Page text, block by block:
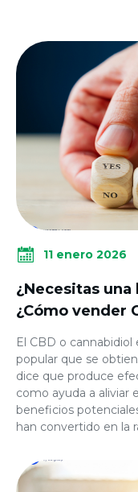
11 enero 2026
¿Necesitas una
¿Cómo vender
El CBD o
popular que se
dice que produce
como ayuda a aliviar
beneficios
han convertido en la